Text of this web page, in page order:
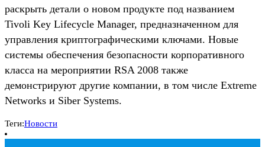
раскрыть детали о новом продукте под названием
Tivoli Key Lifecycle Manager, предназначенном для
управления криптографическими ключами. Новые
системы обеспечения безопасности корпоративного
класса на мероприятии RSA 2008 также
демонстрируют другие компании, в том числе Extreme
Networks и Siber Systems.
Теги:Новости